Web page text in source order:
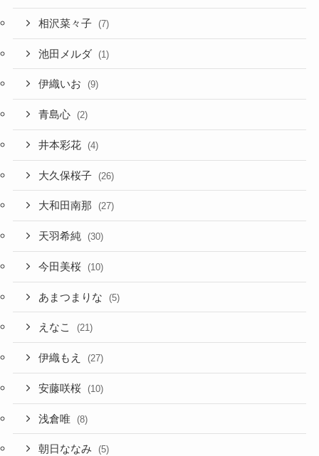
相沢菜々子 (7)
池田メルダ (1)
伊織いお (9)
青島心 (2)
井本彩花 (4)
大久保桜子 (26)
大和田南那 (27)
天羽希純 (30)
今田美桜 (10)
あまつまりな (5)
えなこ (21)
伊織もえ (27)
安藤咲桜 (10)
浅倉唯 (8)
朝日ななみ (5)